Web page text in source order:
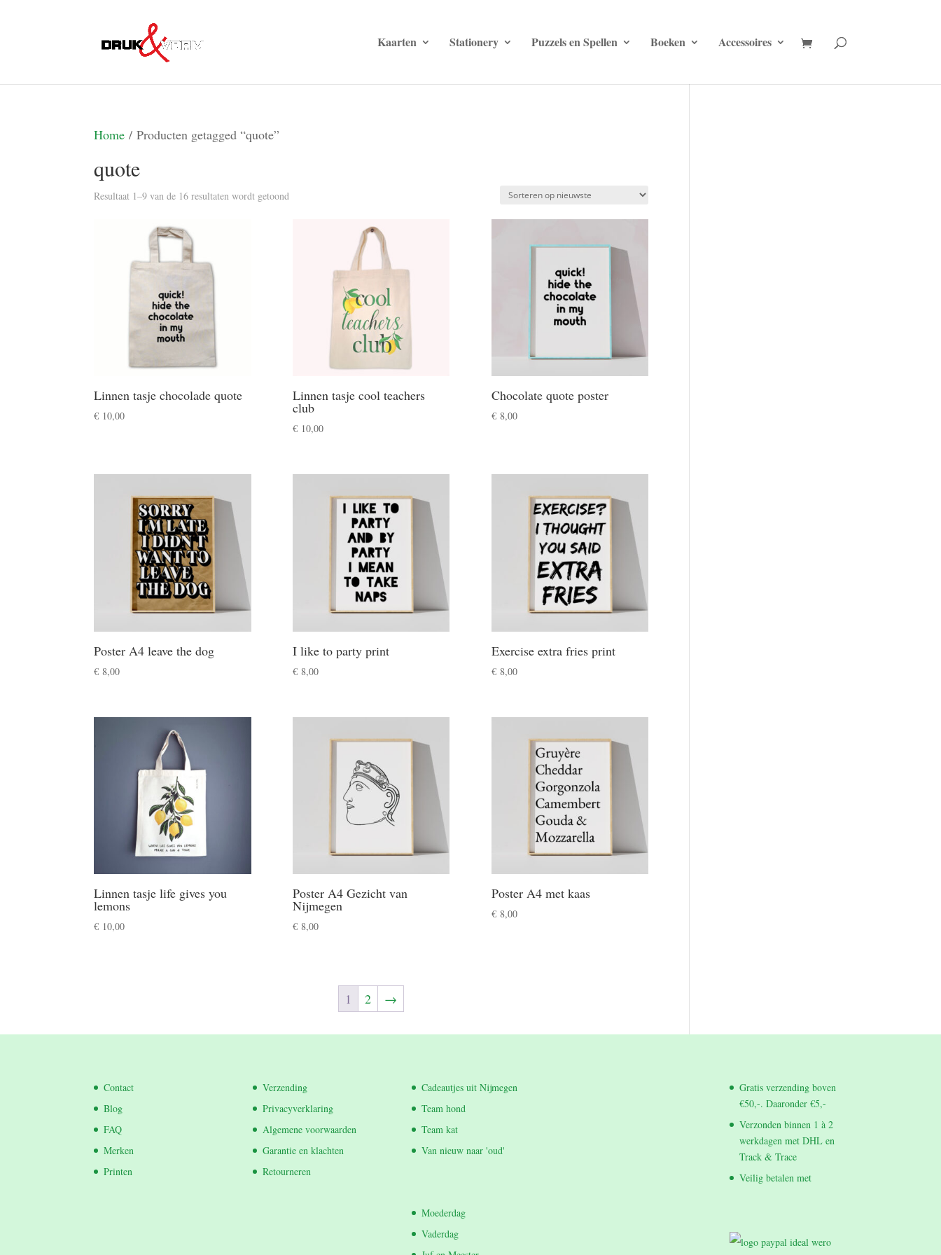
Kaarten Stationery Puzzels en Spellen Boeken Accessoires
Home / Producten getagged “quote”
quote
Resultaat 1–9 van de 16 resultaten wordt getoond
Linnen tasje chocolade quote
€ 10,00
Linnen tasje cool teachers
club
€10,00
Chocolate quote poster
€8,00
Poster A4 leave the dog
€ 8,00
I like to party print
€8,00
Exercise extra fries print
€8,00
Linnen tasje life gives you
lemons
€ 10,00
Poster A4 Gezicht van
Nijmegen
€8,00
Poster A4 met kaas
€8,00
1 2 →
Contact
Blog
FAQ
Merken
Printen
Verzending
Privacyverklaring
Algemene voorwaarden
Garantie en klachten
Retourneren
Cadeautjes uit Nijmegen
Team hond
Team kat
Van nieuw naar 'oud'
Moederdag
Vaderdag
Gratis verzending boven
€50,-. Daaronder €5,-
Verzonden binnen 1 à 2
werkdagen met DHL en
Track & Trace
Veilig betalen met